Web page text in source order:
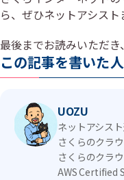
ら、ぜひネットアシス
最後までお読みいただき
この記事を書いた人
UOZU
ネットアシス
さくらのクラ
さくらのクラ
AWS Certified